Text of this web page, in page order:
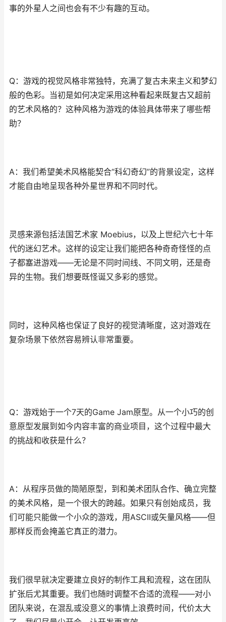
事的外星人之间也会有不少有趣的互动。
Q：游戏的视觉风格非常独特，充满了复古未来主义和梦幻
般的色彩。当初是如何决定采用这种看起来既复古又超前
的艺术风格的？这种风格为游戏的体验具体带来了哪些帮
助？
A：我们希望美术风格能契合“科幻奇幻”的背景设定，这样
才能自由地呈现各种外星世界和不同时代。
灵感来源包括法国艺术家 Moebius，以及上世纪六七十年
代的迷幻艺术。这样的设定让我们能把各种奇奇怪怪的点
子都塞进游戏——无论是不同时间线、不同文明，还是奇
异的生物。我们想要既怪诞又多彩的感觉。
同时，这种风格也保证了良好的视觉清晰度，这对游戏在
复杂场景下依然容易辨认非常重要。
Q：游戏始于一个7天的Game Jam原型。从一个小巧的创
意原型发展到如今内容丰富的商业项目，这个过程中最大
的挑战和收获是什么？
A：从程序员做的简陋原型，到和美术团队合作、确立完整
的美术风格，是一个很大的跨越。如果只有创始成员，我
们可能只能做一个小众的游戏，用ASCII或矢量风格——但
那样反而会掩盖它真正的潜力。
我们很早就决定要建立良好的制作工具和流程，这在团队
扩张后尤其重要。我们也随时调整不合适的流程——对小
团队来说，在混乱或没意义的事情上浪费时间，代价太大